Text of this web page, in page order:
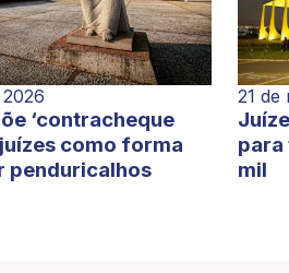
‘contracheque
como forma
penduricalhos
21 de
para
mil